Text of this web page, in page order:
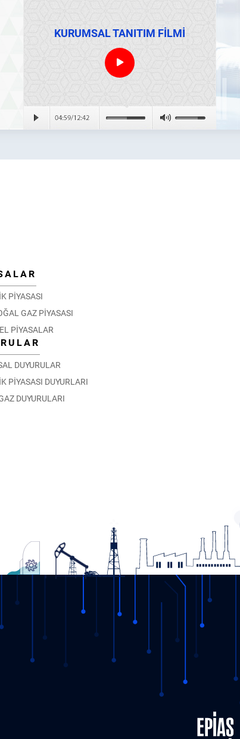
KURUMSAL TANITIM FİLMİ
PİYASASI
GAZ PİYASASI
PİYASALAR
DUYURULAR
PİYASASI DUYURLARI
DUYURULARI